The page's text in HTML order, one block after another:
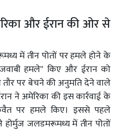
और ईरान की ओर से
में तीन पोतों पर हमले होने के
हमले'' किए और ईरान को
पर बेचने की अनुमति देने वाले
ने अमेरिका की इस कार्रवाई के
पर हमले किए। इससे पहले
जलडमरूमध्य में तीन पोतों